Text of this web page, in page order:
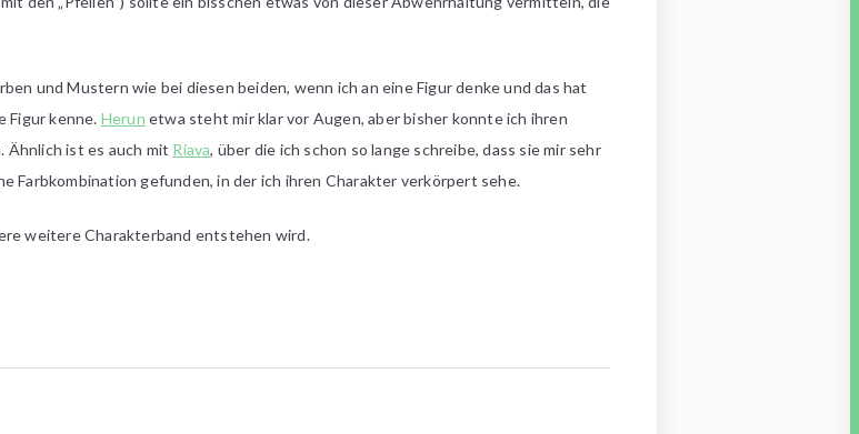
und Mustern wie bei diesen beiden, wenn ich an eine Figur denke und das hat
Figur kenne. Herun etwa steht mir klar vor Augen, aber bisher konnte ich ihren
Ähnlich ist es auch mit Riava, über die ich schon so lange schreibe, dass sie mir sehr
Farbkombination gefunden, in der ich ihren Charakter verkörpert sehe.
weitere Charakterband entstehen wird.